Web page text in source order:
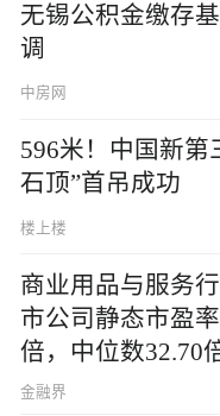
无锡公积金缴存
调
中房网
596米！中国新第
石顶”首吊成功
楼上楼
商业用品与服务
市公司静态市盈
倍，中位数32.70
金融界